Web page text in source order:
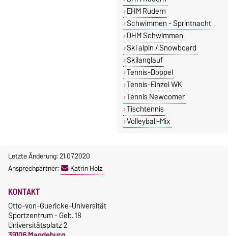
EHM Rudern
Schwimmen - Sprintnacht
DHM Schwimmen
Ski alpin / Snowboard
Skilanglauf
Tennis-Doppel
Tennis-Einzel WK
Tennis Newcomer
Tischtennis
Volleyball-Mix
Letzte Änderung: 21.07.2020
Ansprechpartner:
Katrin Holz
KONTAKT
Otto-von-Guericke-Universität
Sportzentrum - Geb. 18
Universitätsplatz 2